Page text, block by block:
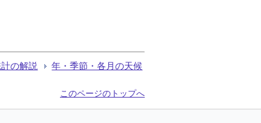
の解説 年・季節・各月の天候
このページのトップへ